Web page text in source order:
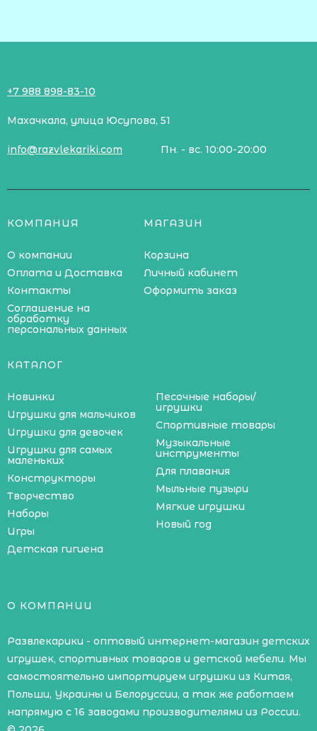
+7 988 898-83-10
Махачкала, улица Юсупова, 51
info@razvlekariki.com Пн. - вс. 10:00-20:00
КОМПАНИЯ
О компании
Оплата и Доставка
Контакты
Соглашение на
обработку
персональных данных
МАГАЗИН
Корзина
Личный кабинет
Оформить заказ
КАТАЛОГ
Новинки
Игрушки для мальчиков
Игрушки для девочек
Игрушки для самых
маленьких
Конструкторы
Творчество
Наборы
Игры
Детская гигиена
Песочные наборы/
игрушки
Спортивные товары
Музыкальные
инструменты
Для плавания
Мыльные пузыри
Мягкие игрушки
Новый год
О КОМПАНИИ
Развлекарики - оптовый интернет-магазин детских
игрушек, спортивных товаров и детской мебели. Мы
самостоятельно импортируем игрушки из Китая,
Польши, Украины и Белоруссии, а так же работаем
напрямую с 16 заводами производителями из России.